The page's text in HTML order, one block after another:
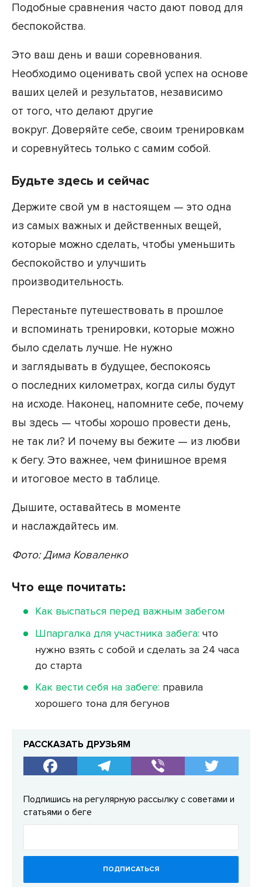
Подобные сравнения часто дают повод для
беспокойства.
Это ваш день и ваши соревнования.
Необходимо оценивать свой успех на основе
ваших целей и результатов, независимо
от того, что делают другие
вокруг. Доверяйте себе, своим тренировкам
и соревнуйтесь только с самим собой.
Будьте здесь и сейчас
Держите свой ум в настоящем — это одна
из самых важных и действенных вещей,
которые можно сделать, чтобы уменьшить
беспокойство и улучшить
производительность.
Перестаньте путешествовать в прошлое
и вспоминать тренировки, которые можно
было сделать лучше. Не нужно
и заглядывать в будущее, беспокоясь
о последних километрах, когда силы будут
на исходе. Наконец, напомните себе, почему
вы здесь — чтобы хорошо провести день,
не так ли? И почему вы бежите — из любви
к бегу. Это важнее, чем финишное время
и итоговое место в таблице.
Дышите, оставайтесь в моменте
и наслаждайтесь им.
Фото: Дима Коваленко
Что еще почитать:
Как выспаться перед важным забегом
Шпаргалка для участника забега: что
нужно взять с собой и сделать за 24 часа
до старта
Как вести себя на забеге: правила
хорошего тона для бегунов
РАССКАЗАТЬ ДРУЗЬЯМ
Подпишись на регулярную рассылку с советами и
статьями о беге
ПОДПИСАТЬСЯ